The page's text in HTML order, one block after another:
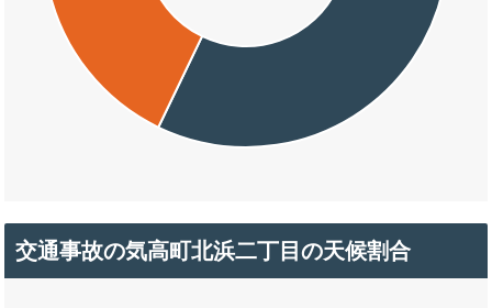
交通事故の気高町北浜二丁目の天候割合